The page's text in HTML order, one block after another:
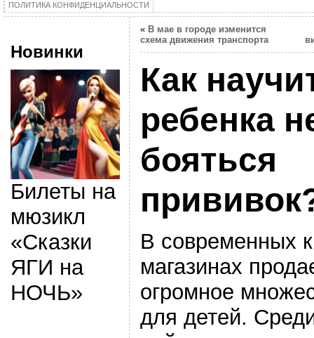
ПОЛИТИКА КОНФИДЕНЦИАЛЬНОСТИ
Новинки
Билеты на
мюзикл
«Сказки
ЯГИ на
НОЧЬ»
« В мае в городе изменится
схема движения транспорта
Как
ребенка
бояться
В современных
магазинах
огромное
для детей.